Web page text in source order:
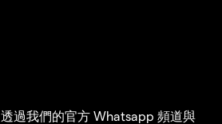
透過我們的官方 Whatsapp 頻道與